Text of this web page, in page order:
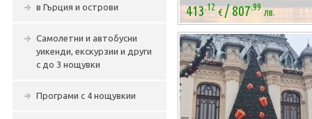
в Гърция и острови
Самолетни и автобусни
уикенди, екскурзии и други
с до 3 нощувки
Програми с 4 нощувкии
413.12 €/807.99 лв.